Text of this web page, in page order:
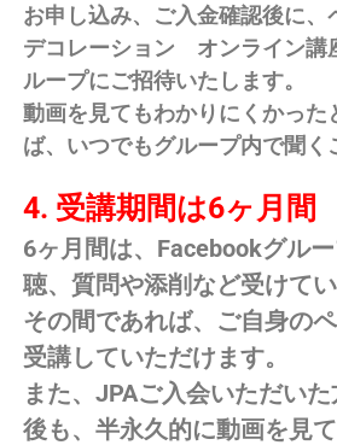
お申し込み、ご入金確認後に、
デコレーション オンライン講
ループにご招待いたします。
動画を見てもわかりにくかった
ば、いつでもグループ内で聞く
4. 受講期間は6ヶ月間
6ヶ月間は、Facebookグル
聴、質問や添削など受けてい
その間であれば、ご自身の
受講していただけます。
また、JPAご入会いただい
後も、半永久的に動画を見て